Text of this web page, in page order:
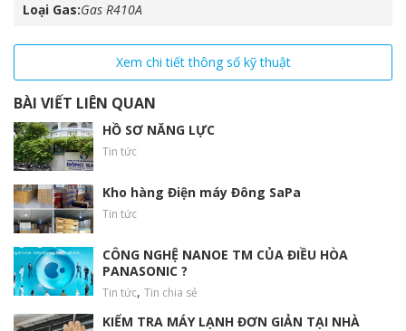
Loại Gas Gas R410A
Xem chi tiết thông số kỹ thuật
BÀI VIẾT LIÊN QUAN
HỒ SƠ NĂNG LỰC
Tin tức
Kho hàng Điện máy Đông SaPa
Tin tức
CÔNG NGHỆ NANOE TM CỦA ĐIỀU HÒA
PANASONIC ?
Tin tức, Tin chia sẻ
KIỂM TRA MÁY LẠNH ĐƠN GIẢN TẠI NHÀ